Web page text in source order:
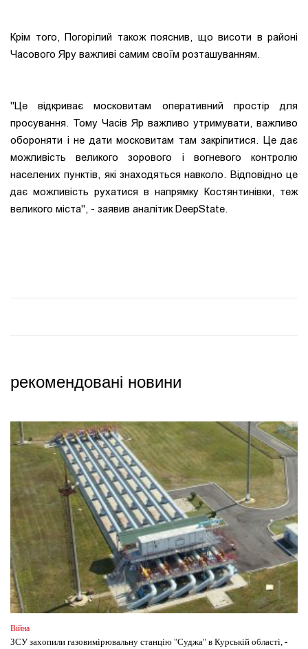
Крім того, Погорілий також пояснив, що висоти в районі
Часового Яру важливі самим своїм розташуванням.
"Це відкриває московитам оперативний простір для
просування. Тому Часів Яр важливо утримувати, важливо
обороняти і не дати московитам там закріпитися. Це дає
можливість великого зорового і вогневого контролю
населених пунктів, які знаходяться навколо. Відповідно це
дає можливість рухатися в напрямку Костянтинівки, теж
великого міста", - заявив аналітик DeepState.
рекомендовані новини
Війна
ЗСУ захопили газовимірювальну станцію "Суджа" в Курській області, -